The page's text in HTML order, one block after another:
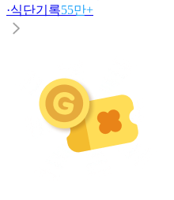
·식단기록55만+